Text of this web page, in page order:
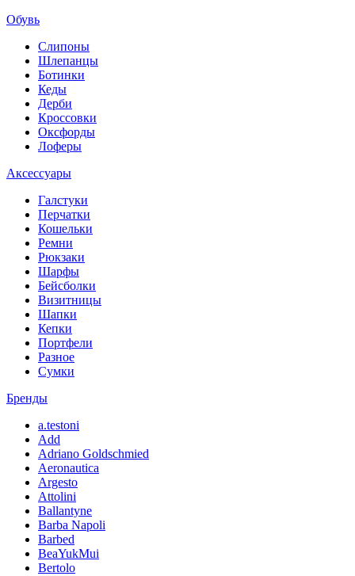
Обувь
Слипоны
Шлепанцы
Ботинки
Кеды
Дерби
Кроссовки
Оксфорды
Лоферы
Аксессуары
Галстуки
Перчатки
Кошельки
Ремни
Рюкзаки
Шарфы
Бейсболки
Визитницы
Шапки
Кепки
Портфели
Разное
Сумки
Бренды
a.testoni
Add
Adriano Goldschmied
Aeronautica
Argesto
Attolini
Ballantyne
Barba Napoli
Barbed
BeaYukMui
Bertolo